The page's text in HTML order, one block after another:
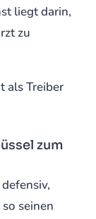
liegt darin,
zu
als Treiber
zum
seinen